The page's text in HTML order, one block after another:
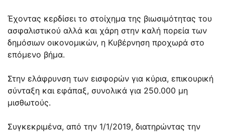
Έχοντας κερδίσει το στοίχημα της βιωσιμότητας του
ασφαλιστικού αλλά και χάρη στην καλή πορεία των
δημόσιων οικονομικών, η Κυβέρνηση προχωρά στο
επόμενο βήμα.
Στην ελάφρυνση των εισφορών για κύρια, επικουρική
σύνταξη και εφάπαξ, συνολικά για 250.000 μη
μισθωτούς.
Συγκεκριμένα, από την 1/1/2019, διατηρώντας την